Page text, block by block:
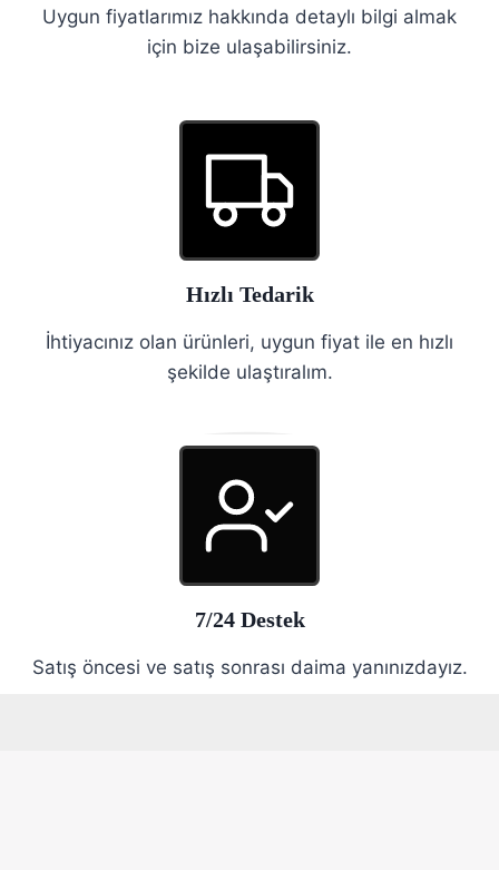
Uygun fiyatlarımız hakkında detaylı bilgi almak
için bize ulaşabilirsiniz.
Hızlı Tedarik
İhtiyacınız olan ürünleri, uygun fiyat ile en hızlı
şekilde ulaştıralım.
7/24 Destek
Satış öncesi ve satış sonrası daima yanınızdayız.